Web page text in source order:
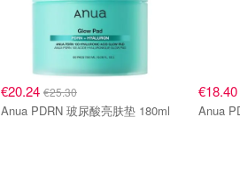
€20.24 €25.30
Anua PDRN 玻尿酸亮肤垫 180ml
€18.40
Anua